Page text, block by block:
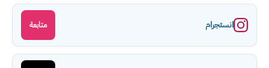
انستجرام متابعة